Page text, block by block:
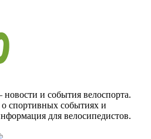
и события велоспорта.
спортивных событиях и
для велосипедистов.